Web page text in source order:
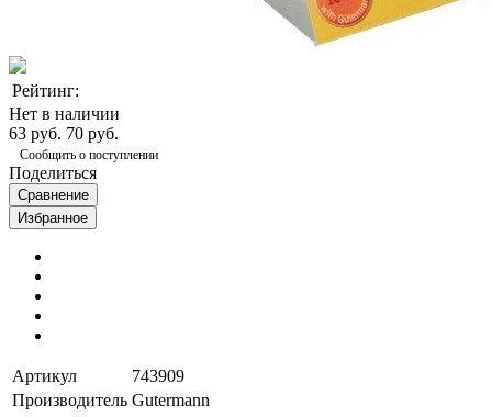
Рейтинг:
Нет в наличии
63 руб. 70 руб.
Сообщить о поступлении
Поделиться
Сравнение
Избранное
Артикул
743909
Производитель Gutermann